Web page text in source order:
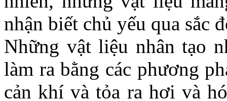
nhận biết chủ yếu qua sắc
Những vật liệu nhân tạo
làm ra bằng các phương
cản khí và tỏa ra hơi và